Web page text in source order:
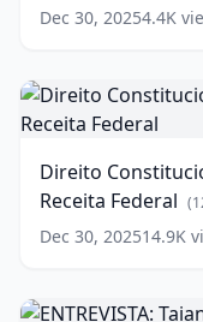
Dica
-
Herbert
Almeida
100
Dicas
words)
words)
Dec 30, 20254.4K
Direito
Constitucional
-
da
União
|
Dica
-
Direito
Receita Federal (
Dec 30, 202514.9K
ENTREVISTA: